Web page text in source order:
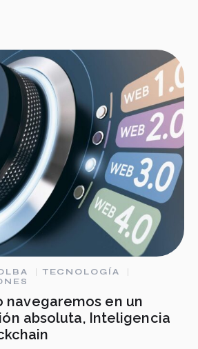
TECNOLOGÍA
navegaremos en un
absoluta, Inteligencia